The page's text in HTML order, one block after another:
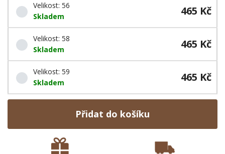
Velikost: 56
Skladem
465 Kč
Velikost: 58
Skladem
465 Kč
Velikost: 59
Skladem
465 Kč
Přidat do košíku